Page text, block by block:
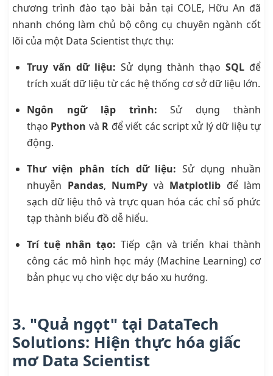
chương trình đào tạo bài bản tại COLE, Hữu An đã
nhanh chóng làm chủ bộ công cụ chuyên ngành cốt
lõi của một Data Scientist thực thụ:
Truy vấn dữ liệu: Sử dụng thành thạo SQL để
trích xuất dữ liệu từ các hệ thống cơ sở dữ liệu lớn.
Ngôn ngữ lập trình: Sử dụng thành
thạo Python và R để viết các script xử lý dữ liệu tự
động.
Thư viện phân tích dữ liệu: Sử dụng nhuần
nhuyễn Pandas, NumPy và Matplotlib để làm
sạch dữ liệu thô và trực quan hóa các chỉ số phức
tạp thành biểu đồ dễ hiểu.
Trí tuệ nhân tạo: Tiếp cận và triển khai thành
công các mô hình học máy (Machine Learning) cơ
bản phục vụ cho việc dự báo xu hướng.
3. "Quả ngọt" tại DataTech
Solutions: Hiện thực hóa giấc
mơ Data Scientist